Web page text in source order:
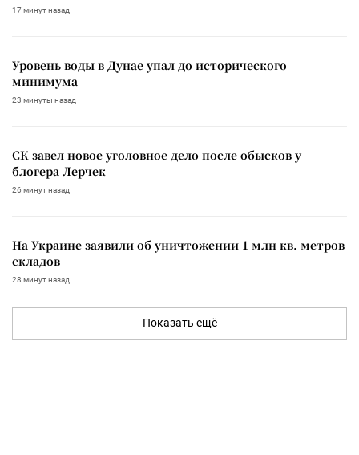
17 минут назад
Уровень воды в Дунае упал до исторического
минимума
23 минуты назад
СК завел новое уголовное дело после обысков у
блогера Лерчек
26 минут назад
На Украине заявили об уничтожении 1 млн кв. метров
складов
28 минут назад
Показать ещё